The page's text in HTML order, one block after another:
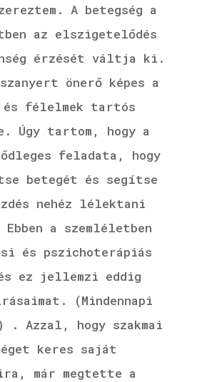
A betegség a
az elszigetelődés
érzését váltja ki.
önerő képes a
és félelmek tartós
Úgy tartom, hogy a
feladata, hogy
betegét és segítse
nehéz lélektani
Ebben a szemléletben
és pszichoterápiás
és ez jellemzi eddig
(Mindennapi
. Azzal, hogy szakmai
keres saját
már megtette a